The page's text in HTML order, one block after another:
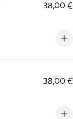
38,00 €
38,00 €